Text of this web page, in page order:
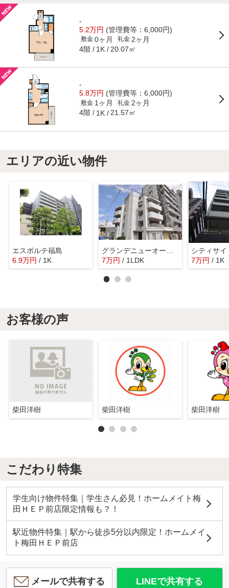
-
5.2万円 (管理費等：6,000円)
敷金 0ヶ月 礼金 2ヶ月
4階 1K 20.07㎡
-
5.8万円 (管理費等：6,000円)
敷金 1ヶ月 礼金 2ヶ月
4階 1K 21.57㎡
エリアの近い物件
エスポルテ福島
6.9万円 / 1K
グランデニューオーサカ
7万円 / 1LDK 7万円 / 1K
お客様の声
柴田洋樹 柴田洋樹 柴田洋樹
こだわり特集
学生向け物件特集｜学生さん必見！ホームメイト梅
田ＨＥＰ前店限定情報も？！
駅近物件特集｜駅から徒歩5分以内限定！ホームメイ
ト梅田ＨＥＰ前店
メールで共有する LINEで共有する